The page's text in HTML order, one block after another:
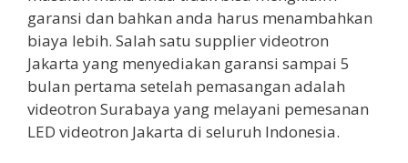
garansi dan bahkan anda harus menambahkan
biaya lebih. Salah satu supplier videotron
Jakarta yang menyediakan garansi sampai 5
bulan pertama setelah pemasangan adalah
videotron Surabaya yang melayani pemesanan
LED videotron Jakarta di seluruh Indonesia.